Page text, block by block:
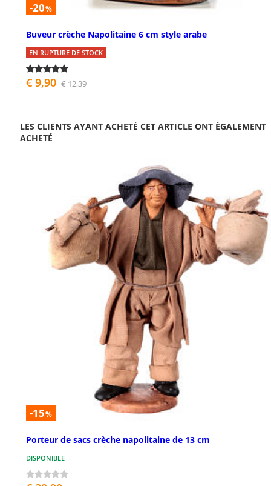
-20%
Buveur crèche Napolitaine 6 cm style arabe
EN RUPTURE DE STOCK
€ 9,90 € 12,39
LES CLIENTS AYANT ACHETÉ CET ARTICLE ONT ÉGALEMENT
ACHETÉ
-15%
Porteur de sacs crèche napolitaine de 13 cm
DISPONIBLE